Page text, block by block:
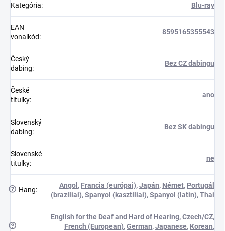
Kategória: Blu-ray
EAN
vonalkód:
8595165355543
Český
dabing:
Bez CZ dabingu
České
titulky:
ano
Slovenský
dabing:
Bez SK dabingu
Slovenské
titulky:
ne
? Hang:
Angol , Francia (európai),Japán, Német, Portugál
(brazíliai),Spanyol (kasztíliai),Spanyol (latin),Thai
?
English for the Deaf and Hard of Hearing,Czech/CZ,
French (European),German,Japanese, Korean,